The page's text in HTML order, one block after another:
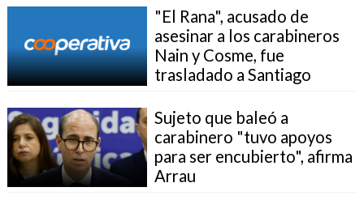
"El Rana", acusado de
asesinar a los carabineros
Nain y Cosme, fue
trasladado a Santiago
Sujeto que baleó a
carabinero "tuvo apoyos
para ser encubierto", afirma
Arrau